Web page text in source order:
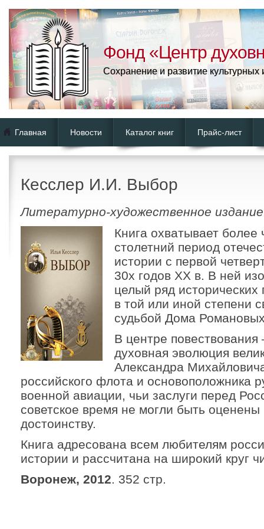
Фонд «Центр
Сохранение и развитие
Главная Новости Каталог книг Прайс-лист
Кесcлер И.И. Выбор
Литературно-художественное издание
Книга охватывает более
столетний период
истории с первой
30­х годов ХХ в. В ней
целый ряд исторических
в той или иной степени
судьбой Дома
В центре повествования
духовная эволюция
Александра
российского флота и основоположника
военной авиации, чьи заслуги перед
советское время не могли быть оценены
достоинству.
Книга адресована всем любителям
истории и рассчитана на широкий круг
Воронеж, 2012. 352 стр.